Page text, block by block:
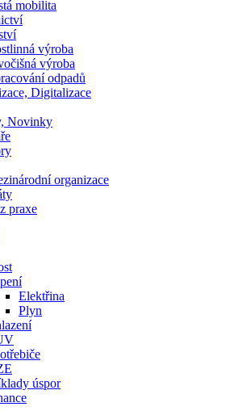
mobilita
výroba
výroba
odpadů
Digitalizace
Novinky
organizace
praxe
Elektřina
Plyn
úspor